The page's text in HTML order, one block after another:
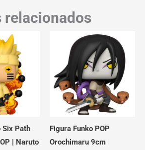
relacionados
Six Path
| Naruto
Figura Funko POP
Orochimaru 9cm